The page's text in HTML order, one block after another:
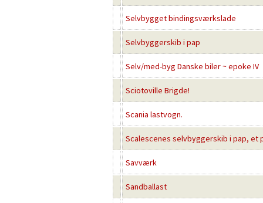
Selvbygget bindingsværkslade
Selvbyggerskib i pap
Selv/med-byg Danske biler ~ epoke IV
Sciotoville Brigde!
Scania lastvogn.
Scalescenes selvbyggerskib i pap, et
Savværk
Sandballast